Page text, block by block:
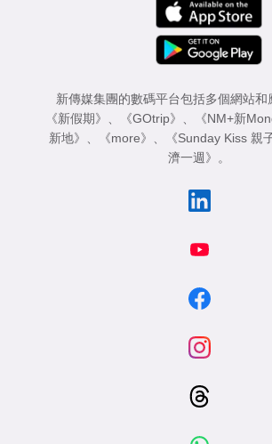
新傳媒集團的數碼平台包括多個網站和
《新假期》
《GOtrip》 《NM+新
新地》
《more》 《Sunday Kiss 親
濟一週》
。